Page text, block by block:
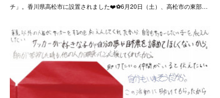
チ」。香川県高松市に設置されました❤️⚽️6月20日（土）、高松市の東部…